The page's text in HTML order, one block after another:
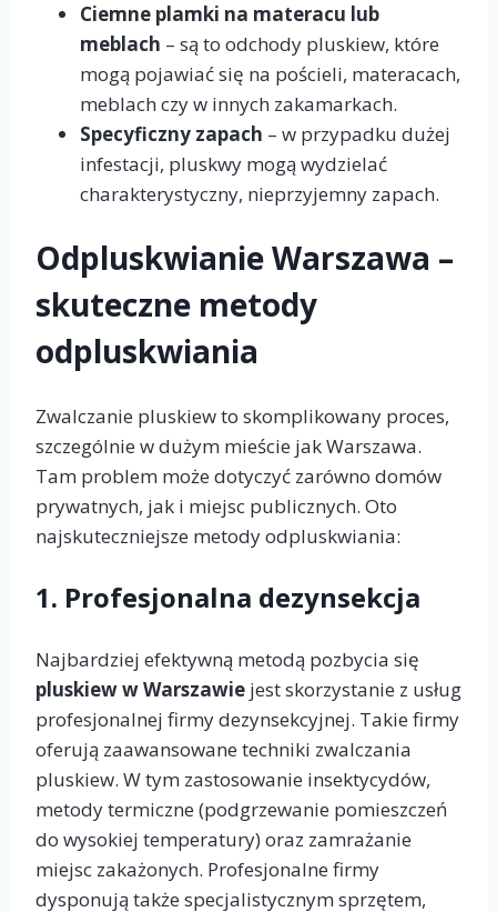
Ciemne plamki na materacu lub
meblach – są to odchody pluskiew, które
mogą pojawiać się na pościeli, materacach,
meblach czy w innych zakamarkach.
Specyficzny zapach – w przypadku dużej
infestacji, pluskwy mogą wydzielać
charakterystyczny, nieprzyjemny zapach.
Odpluskwianie Warszawa –
skuteczne metody
odpluskwiania
Zwalczanie pluskiew to skomplikowany proces,
szczególnie w dużym mieście jak Warszawa.
Tam problem może dotyczyć zarówno domów
prywatnych, jak i miejsc publicznych. Oto
najskuteczniejsze metody odpluskwiania:
1. Profesjonalna dezynsekcja
Najbardziej efektywną metodą pozbycia się
pluskiew w Warszawie jest skorzystanie z usług
profesjonalnej firmy dezynsekcyjnej. Takie firmy
oferują zaawansowane techniki zwalczania
pluskiew. W tym zastosowanie insektycydów,
metody termiczne (podgrzewanie pomieszczeń
do wysokiej temperatury) oraz zamrażanie
miejsc zakażonych. Profesjonalne firmy
dysponują także specjalistycznym sprzętem,